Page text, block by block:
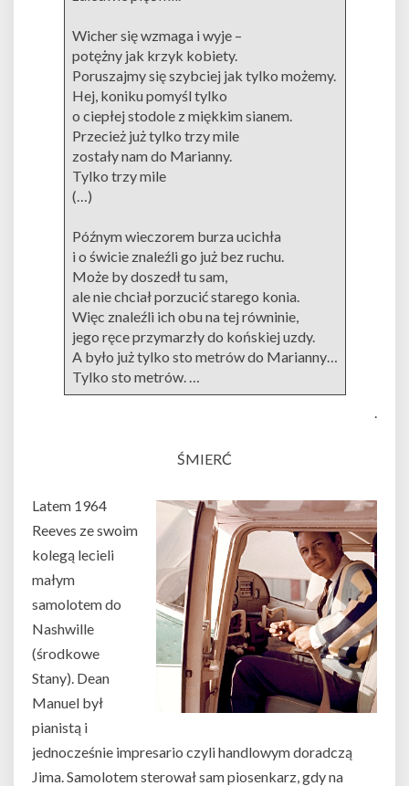
Wicher się wzmaga i wyje –
potężny jak krzyk kobiety.
Poruszajmy się szybciej jak tylko możemy.
Hej, koniku pomyśl tylko
o ciepłej stodole z miękkim sianem.
Przecież już tylko trzy mile
zostały nam do Marianny.
Tylko trzy mile
(…)
Późnym wieczorem burza ucichła
i o świcie znaleźli go już bez ruchu.
Może by doszedł tu sam,
ale nie chciał porzucić starego konia.
Więc znaleźli ich obu na tej równinie,
jego ręce przymarzły do końskiej uzdy.
A było już tylko sto metrów do Marianny…
Tylko sto metrów. …
.
ŚMIERĆ
Latem 1964
Reeves ze swoim
kolegą lecieli
małym
samolotem do
Nashwille
(środkowe
Stany). Dean
Manuel był
pianistą i
jednocześnie impresario czyli handlowym doradczą
Jima. Samolotem sterował sam piosenkarz, gdy na